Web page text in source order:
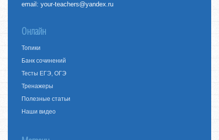
email:your-teachers@yandex.ru
Онлайн
Топики
Банк сочинений
Тесты ЕГЭ, ОГЭ
Тренажеры
Полезные статьи
Наши видео